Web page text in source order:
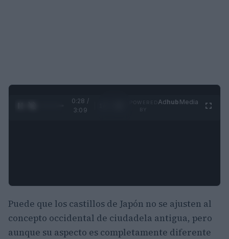
0:29 /
3:09
Adhub Media
Puede que los castillos de Japón no se ajusten al
concepto occidental de ciudadela antigua, pero
aunque su aspecto es completamente diferente